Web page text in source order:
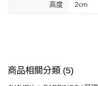
高度 2cm
商品相關分類 (5)